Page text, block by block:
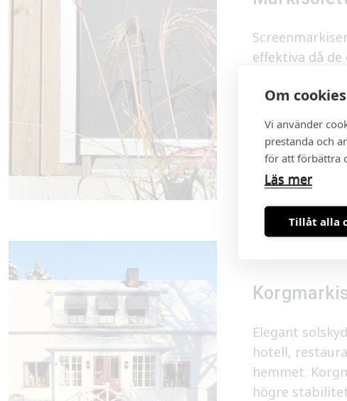
Om
Vi använder
prestanda och
för att förbättra
Läs mer
Tillåt alla
effektiva då
en diskret
fasaden.
Mer om
Elegant
hotell,
hemmet.
högre